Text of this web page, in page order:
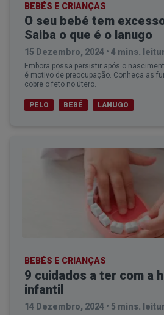
BEBÉS E CRIANÇAS
O seu bebé tem
Saiba o que é o lanugo
15 Dezembro, 2024 • 4 mins.
Embora possa persistir após o
é motivo de preocupação. Conheça as
cobre o feto no útero.
PELO BEBÉ LANUGO
BEBÉS E CRIANÇAS
9 cuidados a ter com a
infantil
14 Dezembro, 2024 • 5 mins.